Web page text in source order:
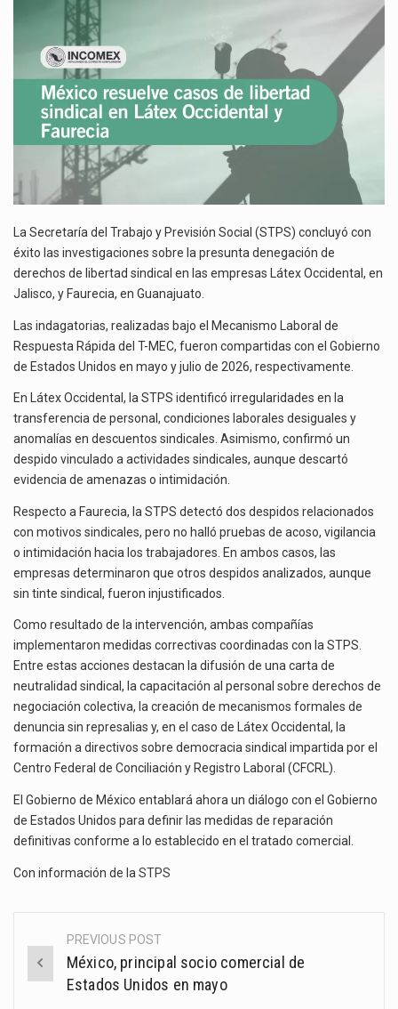
LÁTEX
OCCIDENTAL
Y
FAURECIA
La Secretaría del Trabajo y Previsión Social (STPS) concluyó con
éxito las investigaciones sobre la presunta denegación de
derechos de libertad sindical en las empresas Látex Occidental, en
Jalisco, y Faurecia, en Guanajuato.
Las indagatorias, realizadas bajo el Mecanismo Laboral de
Respuesta Rápida del T-MEC, fueron compartidas con el Gobierno
de Estados Unidos en mayo y julio de 2026, respectivamente.
En Látex Occidental, la STPS identificó irregularidades en la
transferencia de personal, condiciones laborales desiguales y
anomalías en descuentos sindicales. Asimismo, confirmó un
despido vinculado a actividades sindicales, aunque descartó
evidencia de amenazas o intimidación.
Respecto a Faurecia, la STPS detectó dos despidos relacionados
con motivos sindicales, pero no halló pruebas de acoso, vigilancia
o intimidación hacia los trabajadores. En ambos casos, las
empresas determinaron que otros despidos analizados, aunque
sin tinte sindical, fueron injustificados.
Como resultado de la intervención, ambas compañías
implementaron medidas correctivas coordinadas con la STPS.
Entre estas acciones destacan la difusión de una carta de
neutralidad sindical, la capacitación al personal sobre derechos de
negociación colectiva, la creación de mecanismos formales de
denuncia sin represalias y, en el caso de Látex Occidental, la
formación a directivos sobre democracia sindical impartida por el
Centro Federal de Conciliación y Registro Laboral (CFCRL).
El Gobierno de México entablará ahora un diálogo con el Gobierno
de Estados Unidos para definir las medidas de reparación
definitivas conforme a lo establecido en el tratado comercial.
Con información de la STPS
Post
navigation
PREVIOUS POST
México, principal socio comercial de
Estados Unidos en mayo